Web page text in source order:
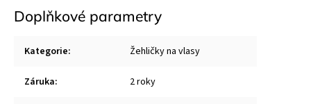
Doplňkové parametry
Kategorie: Žehličky na vlasy
Záruka: 2 roky